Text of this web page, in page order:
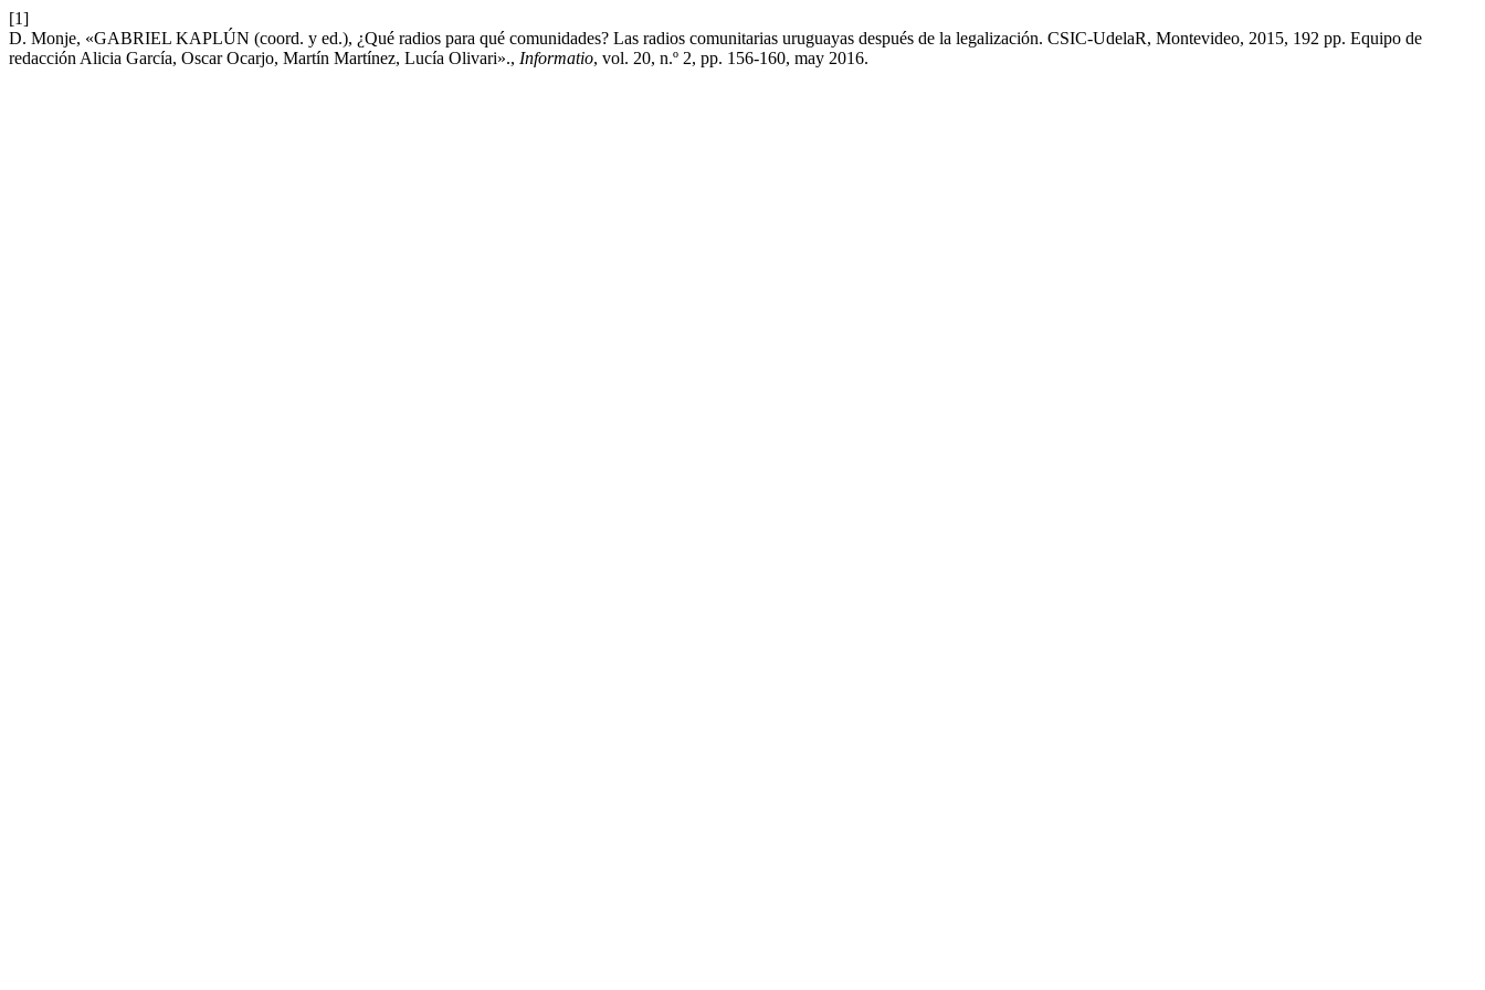
[1]
D. Monje, «GABRIEL KAPLÚN (coord. y ed.), ¿Qué radios para qué comunidades? Las radios comunitarias uruguayas después de la legalización. CSIC-UdelaR, Montevideo, 2015, 192 pp. Equipo de
redacción Alicia García, Oscar Ocarjo, Martín Martínez, Lucía Olivari»., Informatio, vol. 20, n.º 2, pp. 156-160, may 2016.